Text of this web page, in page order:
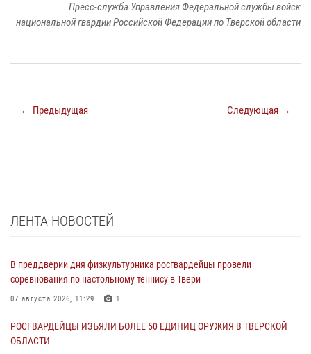
Пресс-служба Управления Федеральной службы войск
национальной гвардии Российской Федерации по Тверской области
← Предыдущая Следующая →
ЛЕНТА НОВОСТЕЙ
В преддверии дня физкультурника росгвардейцы провели
соревнования по настольному теннису в Твери
07 августа 2026, 11:29 1
РОСГВАРДЕЙЦЫ ИЗЪЯЛИ БОЛЕЕ 50 ЕДИНИЦ ОРУЖИЯ В ТВЕРСКОЙ
ОБЛАСТИ